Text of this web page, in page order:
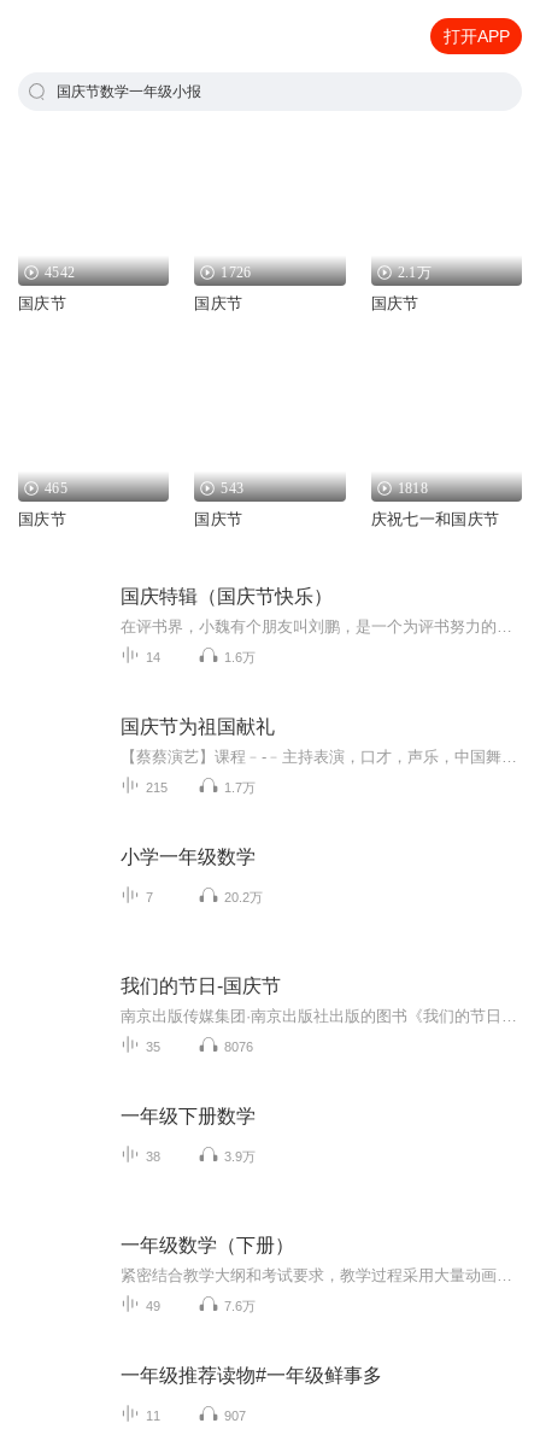
打开APP
国庆节数学一年级小报
4542
国庆节
1726
国庆节
2.1万
国庆节
465
国庆节
543
国庆节
1818
庆祝七一和国庆节
国庆特辑（国庆节快乐）
14 1.6万
国庆节为祖国献礼
215 1.7万
小学一年级数学
7 20.2万
我们的节日-国庆节
35 8076
一年级下册数学
38 3.9万
一年级数学（下册）
49 7.6万
一年级推荐读物#一年级鲜事多
11 907